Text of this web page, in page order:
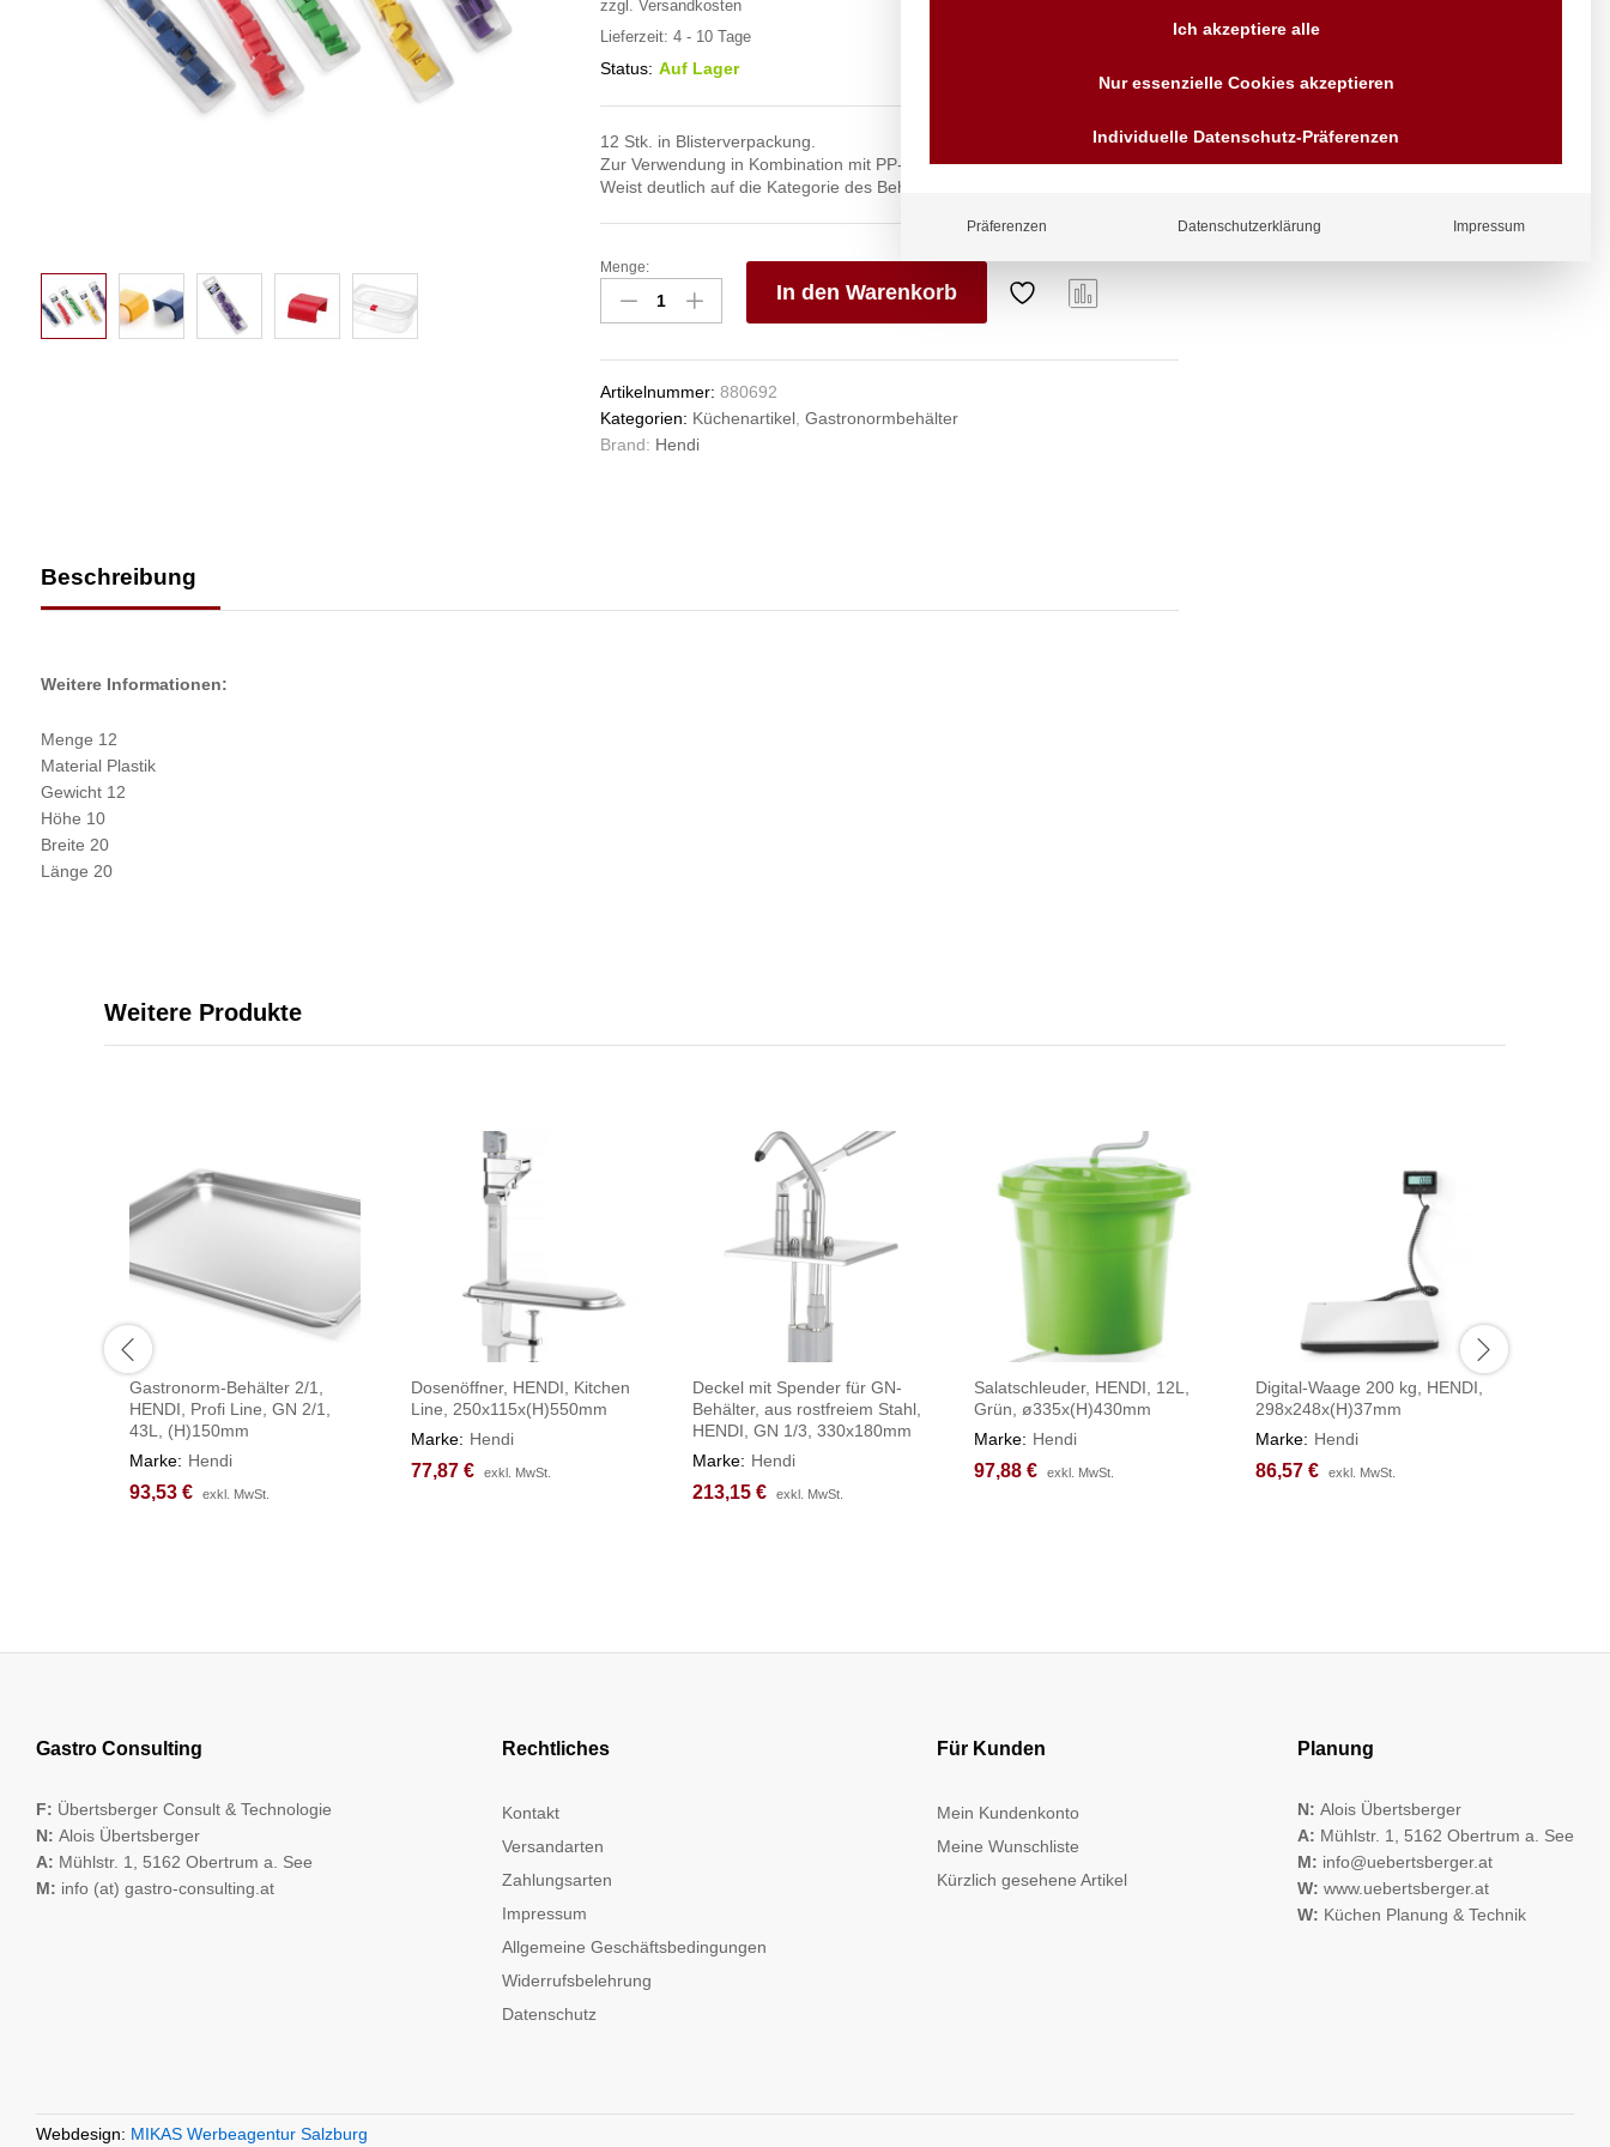
zzgl. Versandkosten
Lieferzeit: 4 - 10 Tage
Status: Auf Lager
12 Stk. in Blisterverpackung.
Zur Verwendung in Kombination mit PP-GN-Deckeln.
Weist deutlich auf die Kategorie des Behälterinhalts hin.
Farbcodierungsclips
HACCP-
Blau,
12
Stk
Menge:
In den Warenkorb
Artikelnummer: 880692
Kategorien: Küchenartikel, Gastronormbehälter
Brand: Hendi
Beschreibung
Weitere Informationen:
Menge 12
Material Plastik
Gewicht 12
Höhe 10
Breite 20
Länge 20
Anfragen
Wir sind seit über 40 Jahren
für Sie da
Vorrauskasse Paypal,
Kreditkarte, Direkt
Weitere Produkte
Gastronorm-Behälter 2/1,
HENDI, Profi Line, GN 2/1,
43L, (H)150mm
Marke: Hendi
93,53 € exkl. MwSt.
93,53 € exkl. MwSt.
Dosenöffner, HENDI, Kitchen
Line, 250x115x(H)550mm
Marke: Hendi
77,87 € exkl. MwSt.
77,87 € exkl. MwSt.
Deckel mit Spender für GN-
Behälter, aus rostfreiem Stahl,
HENDI, GN 1/3, 330x180mm
Marke: Hendi
213,15 € exkl. MwSt.
213,15 € exkl. MwSt.
Salatschleuder, HENDI, 12L,
Grün, ø335x(H)430mm
Marke: Hendi
97,88 € exkl. MwSt.
97,88 € exkl. MwSt.
Digital-Waage 200 kg, HENDI,
298x248x(H)37mm
Marke: Hendi
86,57 € exkl. MwSt.
86,57 € exkl. MwSt.
Gastro Consulting
F: Übertsberger Consult & Technologie
N: Alois Übertsberger
A: Mühlstr. 1, 5162 Obertrum a. See
M: info (at) gastro-consulting.at
Rechtliches
Kontakt
Versandarten
Zahlungsarten
Impressum
Allgemeine Geschäftsbedingungen
Widerrufsbelehrung
Datenschutz
Für Kunden
Mein Kundenkonto
Meine Wunschliste
Kürzlich gesehene Artikel
Planung
N: Alois Übertsberger
A: Mühlstr. 1, 5162 Obertrum a. See
M: info@uebertsberger.at
W: www.uebertsberger.at
W: Küchen Planung & Technik
Webdesign: MIKAS Werbeagentur Salzburg
Ich akzeptiere alle
Nur essenzielle Cookies akzeptieren
Individuelle Datenschutz-Präferenzen
Präferenzen Datenschutzerklärung Impressum